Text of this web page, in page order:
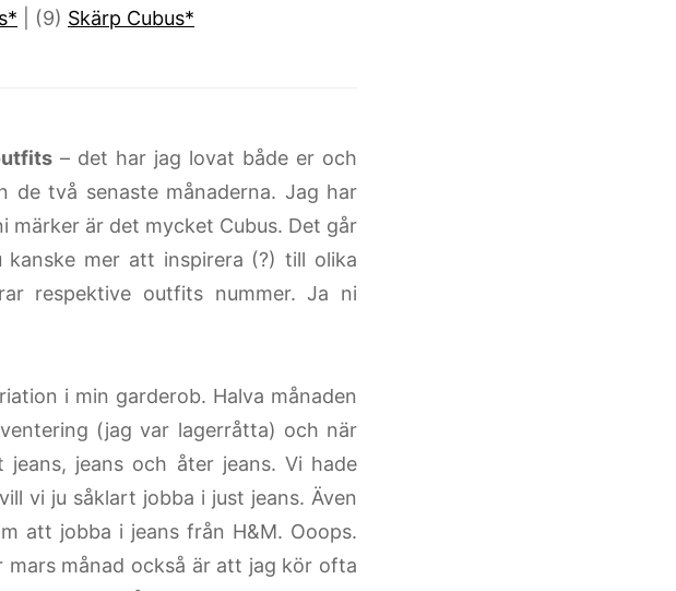
| (9) Skärp Cubus*
– det har jag lovat både er och
de två senaste månaderna. Jag har
märker är det mycket Cubus. Det går
mer att inspirera (?) till olika
respektive outfits nummer. Ja ni
i min garderob. Halva månaden
(jag var lagerråtta) och när
jeans och åter jeans. Vi hade
vi ju såklart jobba i just jeans. Även
att jobba i jeans från H&M. Ooops.
månad också är att jag kör ofta